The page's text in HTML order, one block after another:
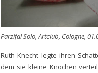
Parzifal Solo, Artclub, Cologne,
Ruth Knecht legte ihren
dem sie kleine Knochen